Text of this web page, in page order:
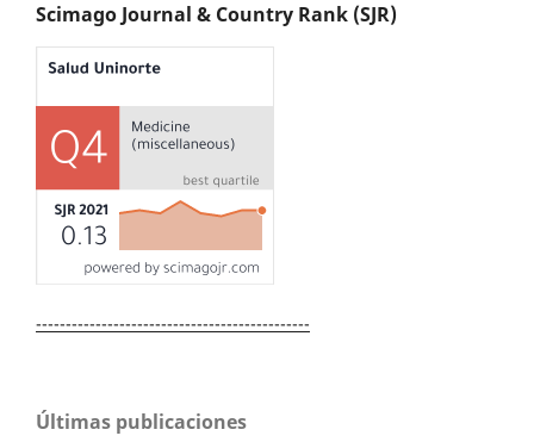
Scimago Journal & Country Rank (SJR)
----------------------------------------------
Últimas publicaciones